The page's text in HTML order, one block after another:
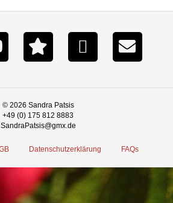
© 2026 Sandra Patsis
+49 (0) 175 812 8883
SandraPatsis@gmx.de
Datenschutzerklärung FAQs